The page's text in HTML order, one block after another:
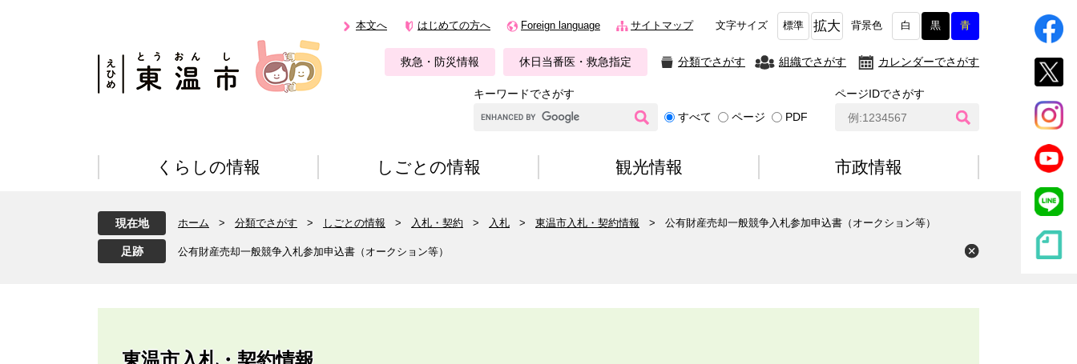
本文へ はじめての方へ Foreign language サイトマップ 文字サイズ 標準 拡大 背景色 白 黒 青
救急・防災情報 休日当番医・救急指定 分類でさがす 組織でさがす カレンダーでさがす
キーワードでさがす
G
g
l
ス
すべて ページ PDF
ページIDでさがす
I
D
くらしの情報 しごとの情報 観光情報 市政情報
現在地 ホーム > 分類でさがす > しごとの情報 > 入札・契約 > 入札 > 東温市入札・契約情報 > 公有財産売却一般競争入札参加申込書（オークション等）
公有財産売却一般競争入札参加申込書（オークション等）
東温市入札・契約情報